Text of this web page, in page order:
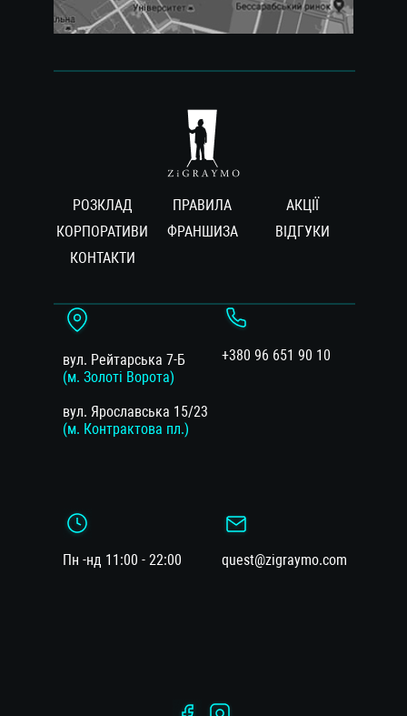
РОЗКЛАД ПРАВИЛА
АКЦІЇ
КОРПОРАТИВИ
ФРАНШИЗА
ВIДГУКИ
КОНТАКТИ
вул. Рейтарська 7-Б
(м. Золоті Ворота)
вул. Ярославська 15/23
(м. Контрактова пл.)
+380 96 651 90 10
Пн -нд 11:00 - 22:00 quest@zigraymo.com